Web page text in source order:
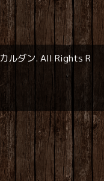
ルダン. All Rights R